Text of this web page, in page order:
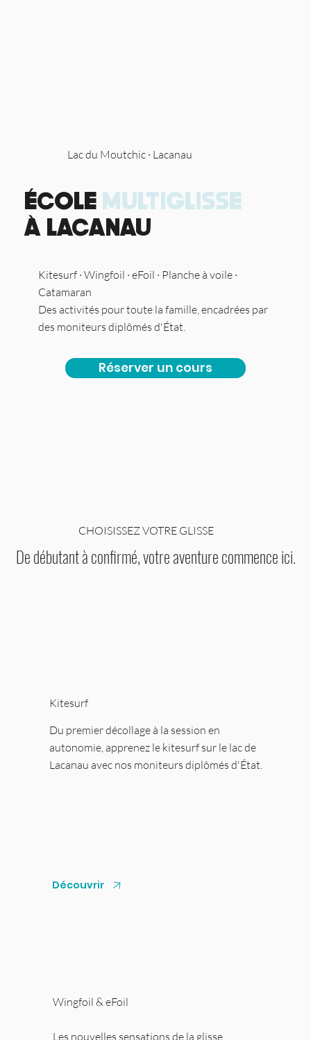
Lac du Moutchic · Lacanau
ÉCOLE MULTIGLISSE
À LACANAU
Kitesurf · Wingfoil · eFoil · Planche à voile ·
Catamaran
Des activités pour toute la famille, encadrées par
des moniteurs diplômés d'État.
Réserver un cours
CHOISISSEZ VOTRE GLISSE
De débutant à confirmé, votre aventure commence ici.
Kitesurf
Du premier décollage à la session en
autonomie, apprenez le kitesurf sur le lac de
Lacanau avec nos moniteurs diplômés d'État.
Découvrir
Wingfoil & eFoil
Les nouvelles sensations de la glisse.